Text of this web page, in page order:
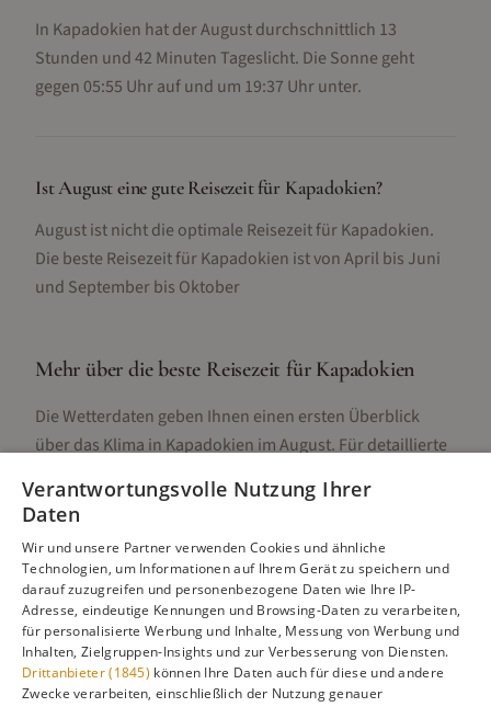
In Kapadokien hat der August durchschnittlich 13
Stunden und 42 Minuten Tageslicht. Die Sonne geht
gegen 05:55 Uhr auf und um 19:37 Uhr unter.
Ist August eine gute Reisezeit für Kapadokien?
August ist nicht die optimale Reisezeit für Kapadokien.
Die beste Reisezeit für Kapadokien ist von April bis Juni
und September bis Oktober
Mehr über die beste Reisezeit für Kapadokien
Die Wetterdaten geben Ihnen einen ersten Überblick
über das Klima in Kapadokien imAugust. Für detaillierte
Unterschieden, Aktivitäten und Reisetipps besuchen Sie
Alle Infos zur besten ReisezeitKapadokien
Verantwortungsvolle Nutzung Ihrer
Daten
Wir und unsere Partner verwenden Cookies und ähnliche
Technologien, um Informationen auf Ihrem Gerät zu speichern und
darauf zuzugreifen und personenbezogene Daten wie Ihre IP-
Adresse, eindeutige Kennungen und Browsing-Daten zu verarbeiten,
für personalisierte Werbung und Inhalte, Messung von Werbung und
Inhalten, Zielgruppen-Insights und zur Verbesserung von Diensten.
Drittanbieter (1845) können Ihre Daten auch für diese und andere
Zwecke verarbeiten, einschließlich der Nutzung genauer